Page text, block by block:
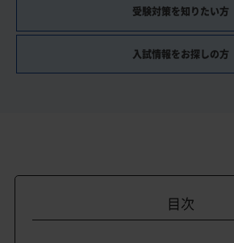
受験対策を知りたい方
入試情報をお探しの方
目次